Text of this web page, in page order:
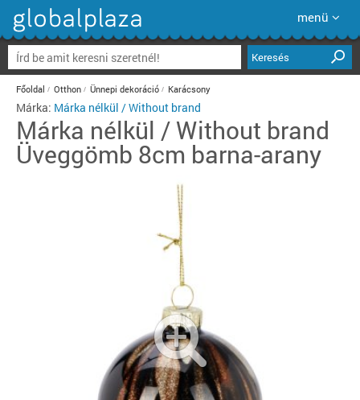
menü
Keresés
Főoldal Otthon Ünnepi dekoráció Karácsony
Márka: Márka nélkül / Without brand
Márka nélkül / Without brand
Üveggömb 8cm barna-arany